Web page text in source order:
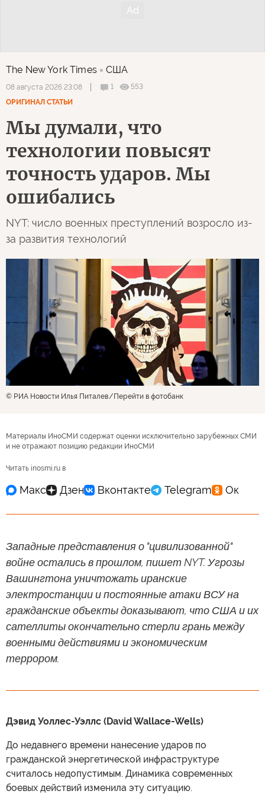
The New York Times США
08 августа 2026 23:08 1
553
ОРИГИНАЛ СТАТЬИ
Мы думали, что
технологии повысят
точность ударов. Мы
ошибались
NYT: число военных преступлений возросло из-
за развития технологий
© РИА Новости Илья Питалев Перейти в фотобанк
Материалы ИноСМИ содержат оценки исключительно зарубежных СМИ
и не отражают позицию редакции ИноСМИ
Читать inosmi.ru в
Западные представления о "цивилизованной"
войне остались в прошлом, пишет NYT. Угрозы
Вашингтона уничтожать иранские
электростанции и постоянные атаки ВСУ на
гражданские объекты доказывают, что США и их
сателлиты окончательно стерли грань между
военными действиями и экономическим
террором.
Дэвид Уоллес-Уэллс (David Wallace-Wells)
До недавнего времени нанесение ударов по
гражданской энергетической инфраструктуре
считалось недопустимым. Динамика современных
боевых действий изменила эту ситуацию.